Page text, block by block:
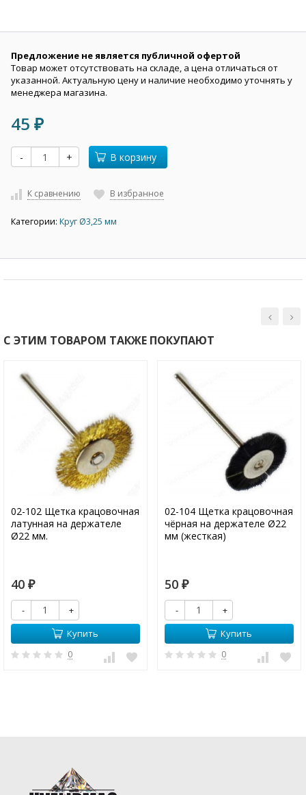
Предложение не является публичной офертой
Товар может отсутствовать на складе, а цена отличаться от
указанной. Актуальную цену и наличие необходимо уточнять у
менеджера магазина.
45 ₽
- + В корзину
К сравнению В избранное
Категории: Круг Ø3,25 мм
С ЭТИМ ТОВАРОМ ТАКЖЕ ПОКУПАЮТ
02-102 Щетка крацовочная
латунная на держателе
Ø22 мм.
40 ₽
-
+
Купить
0
02-104 Щетка крацовочная
чёрная на держателе Ø22
мм (жесткая)
50 ₽
-
+
Купить
0